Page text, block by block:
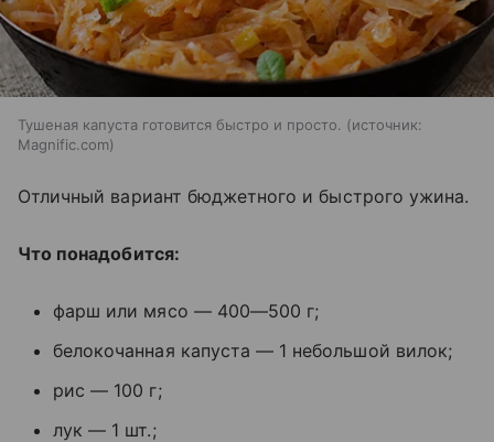
Тушеная капуста готовится быстро и просто.
источник:
Magnific.com
Отличный вариант бюджетного и быстрого ужина.
Что понадобится:
фарш или мясо — 400—500 г;
белокочанная капуста — 1 небольшой вилок;
рис — 100 г;
лук — 1 шт.;